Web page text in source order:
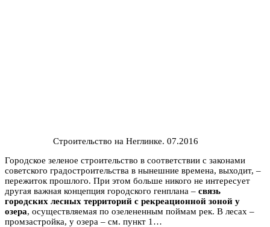
Строительство на Неглинке. 07.2016
Городское зеленое строительство в соответствии с законами
советского градостроительства в нынешние времена, выходит, –
пережиток прошлого. При этом больше никого не интересует
другая важная концепция городского генплана – связь
городских лесных территорий с рекреационной зоной у
озера, осуществляемая по озелененным поймам рек. В лесах –
промзастройка, у озера – см. пункт 1…